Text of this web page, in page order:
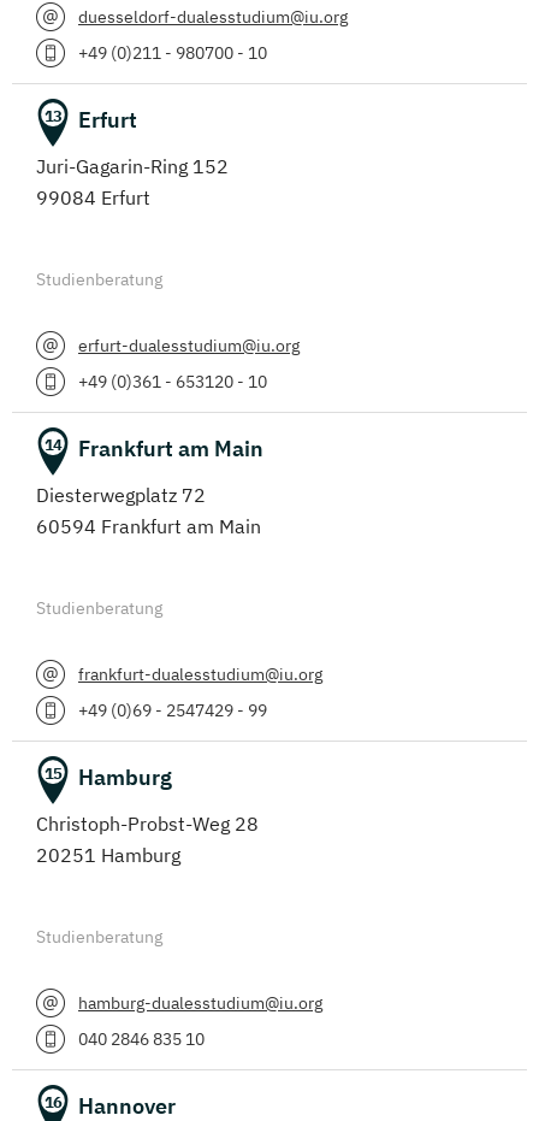
duesseldorf-dualesstudium@iu.org
+49 (0)211 - 980700 - 10
13 Erfurt
Juri-Gagarin-Ring 152
99084 Erfurt
Studienberatung
erfurt-dualesstudium@iu.org
+49 (0)361 - 653120 - 10
14 Frankfurt am Main
Diesterwegplatz 72
60594 Frankfurt am Main
Studienberatung
frankfurt-dualesstudium@iu.org
+49 (0)69 - 2547429 - 99
15 Hamburg
Christoph-Probst-Weg 28
20251 Hamburg
Studienberatung
hamburg-dualesstudium@iu.org
040 2846 835 10
16 Hannover